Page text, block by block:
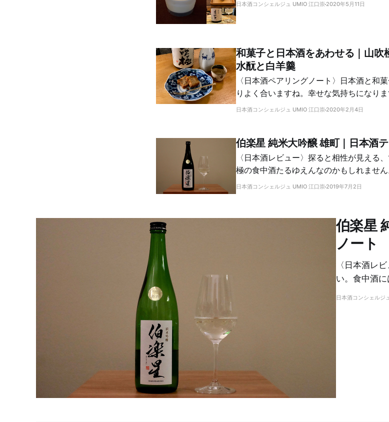
日本酒コンシェルジュ UMIO 江口崇 2020年5月11日
和菓子と日本酒をあわせる｜山
水酛と白羊羹
〈日本酒ペアリングノート〉日本酒と和
りよく合いますね。幸せな気持ちになりま
日本酒コンシェルジュ UMIO 江口崇 2020年2月4日
伯楽星 純米大吟醸 雄町｜日本酒
〈日本酒レビュー〉探ると相性が見える
極の食中酒たるゆえんなのかもしれません
日本酒コンシェルジュ UMIO 江口崇 2019年7月2日
伯楽星
ノート
〈日本酒レ
い。食中酒
日本酒コンシェルジ